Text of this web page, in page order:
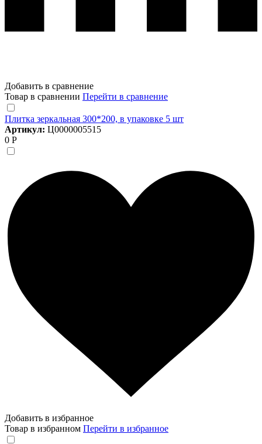
Добавить в сравнение
Товар в сравнении Перейти в сравнение
Плитка зеркальная 300*200, в упаковке 5 шт
Артикул: Ц0000005515
0 Р
Добавить в избранное
Товар в избранном Перейти в избранное